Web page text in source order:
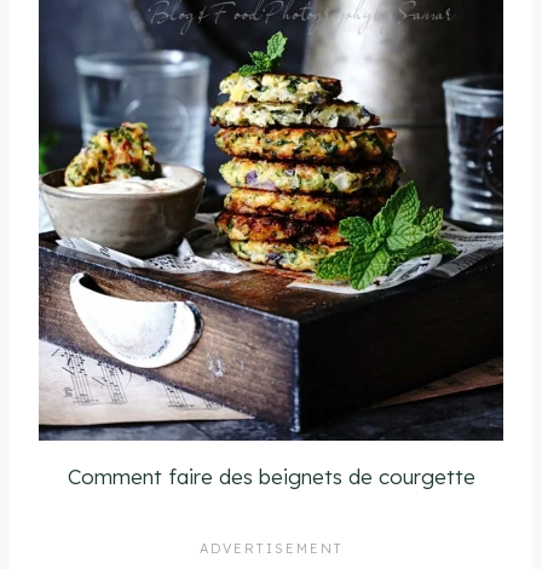
Comment faire des beignets de courgette